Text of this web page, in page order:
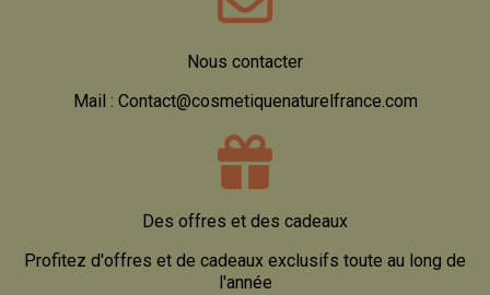
Nous contacter
Mail : Contact@cosmetiquenaturelfrance.com
Des offres et des cadeaux
Profitez d'offres et de cadeaux exclusifs toute au long de
l'année